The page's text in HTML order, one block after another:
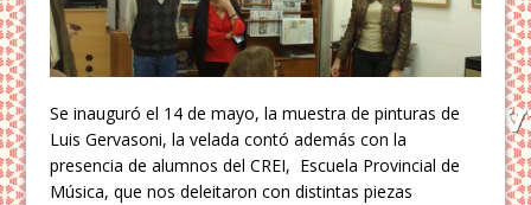
Se inauguró el 14 de mayo, la muestra de pinturas de
Luis Gervasoni, la velada contó además con la
presencia de alumnos del CREI, Escuela Provincial de
Música, que nos deleitaron con distintas piezas